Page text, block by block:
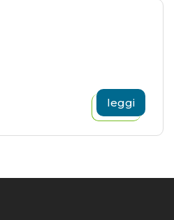
leggi